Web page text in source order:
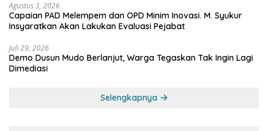
Agustus 3, 2026
Capaian PAD Melempem dan OPD Minim Inovasi. M. Syukur
Insyaratkan Akan Lakukan Evaluasi Pejabat
Juli 29, 2026
Demo Dusun Mudo Berlanjut, Warga Tegaskan Tak Ingin Lagi
Dimediasi
Selengkapnya